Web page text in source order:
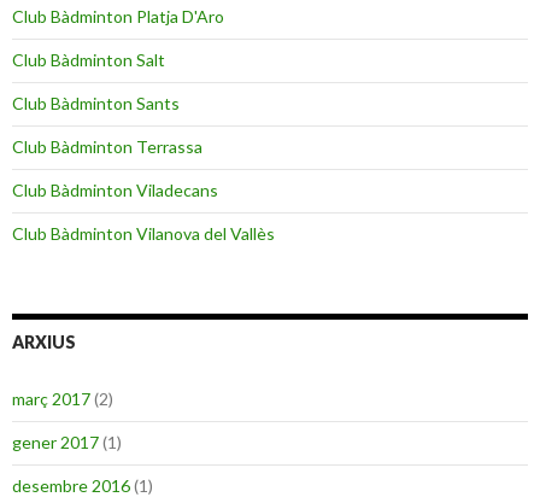
Club Bàdminton Platja D'Aro
Club Bàdminton Salt
Club Bàdminton Sants
Club Bàdminton Terrassa
Club Bàdminton Viladecans
Club Bàdminton Vilanova del Vallès
ARXIUS
març 2017(2)
gener 2017(1)
desembre 2016(1)